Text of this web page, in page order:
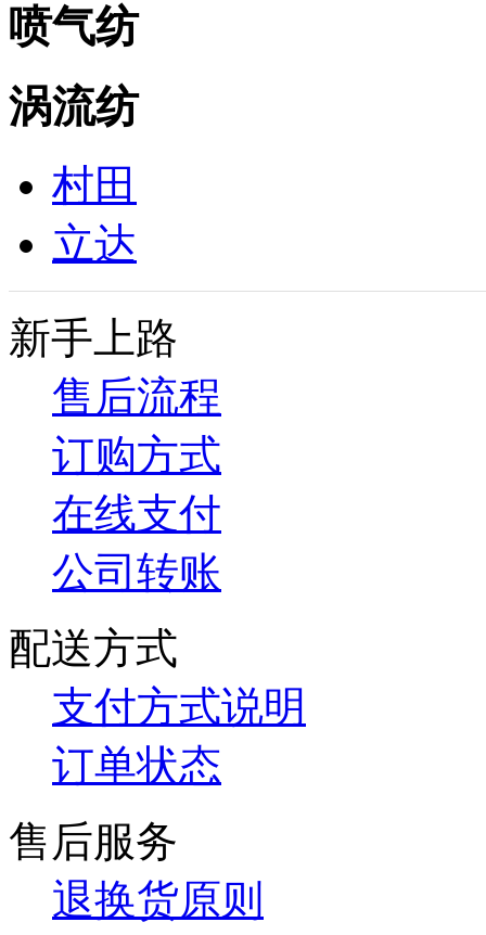
喷气纺
涡流纺
村田
立达
新手上路
售后流程
订购方式
在线支付
公司转账
配送方式
支付方式说明
订单状态
售后服务
退换货原则